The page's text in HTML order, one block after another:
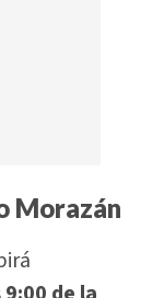
Morazán